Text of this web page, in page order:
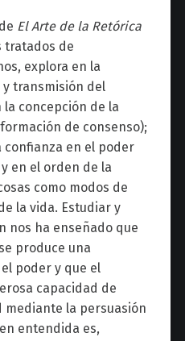
El Arte de la Retórica
tratados de
explora en la
transmisión del
concepción de la
de consenso);
confianza en el poder
en el orden de la
como modos de
la vida. Estudiar y
nos ha enseñado que
produce una
poder y que el
capacidad de
la persuasión
entendida es,